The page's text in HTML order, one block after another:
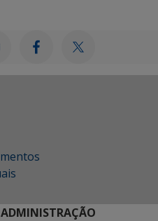
ADMINISTRAÇÃO